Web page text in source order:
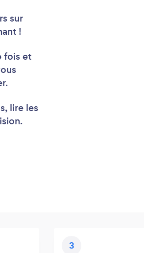
sur
!
fois et
lire les
3